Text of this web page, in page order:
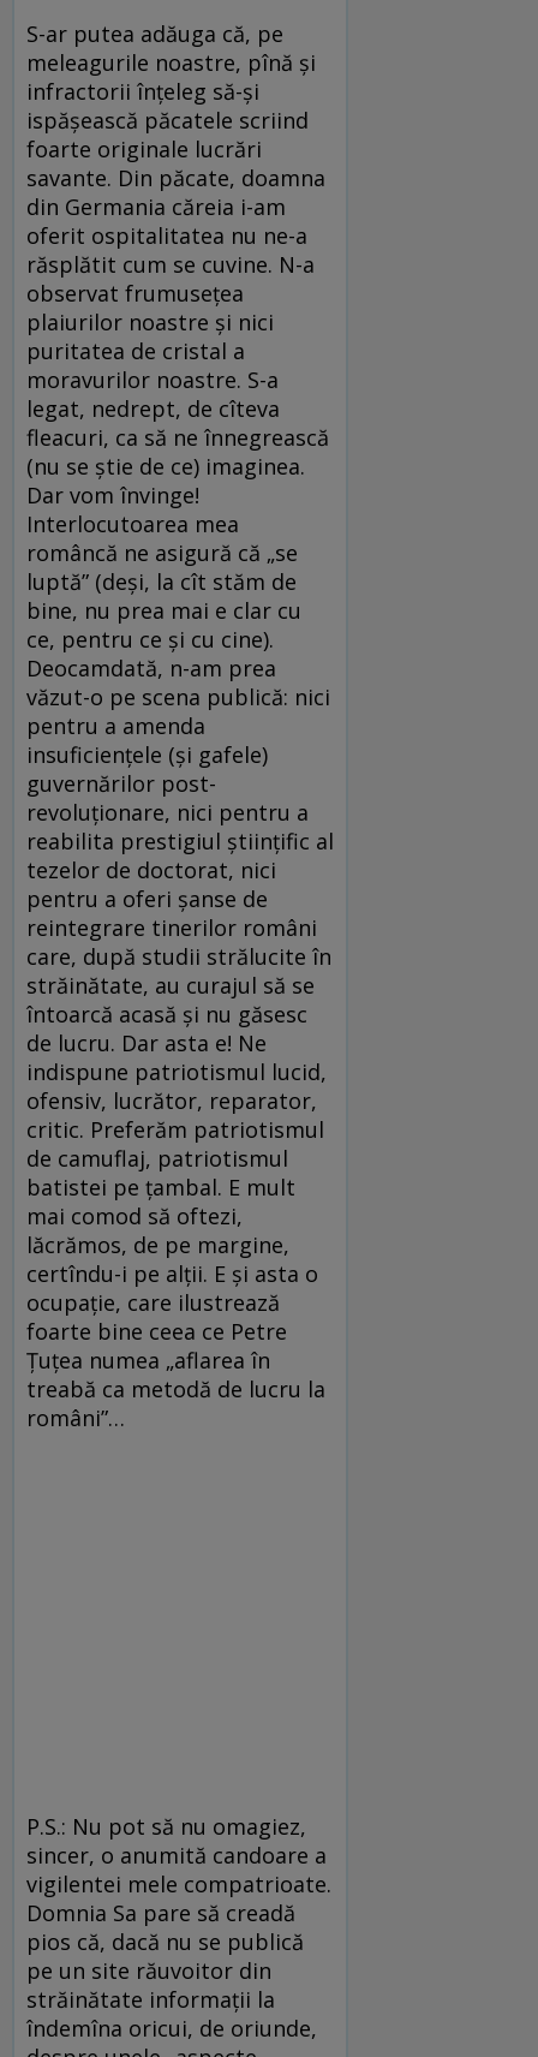
S-ar putea adăuga că, pe
meleagurile noastre, pînă şi
infractorii înţeleg să-şi
ispăşească păcatele scriind
foarte originale lucrări
savante. Din păcate, doamna
din Germania căreia i-am
oferit ospitalitatea nu ne-a
răsplătit cum se cuvine. N-a
observat frumuseţea
plaiurilor noastre şi nici
puritatea de cristal a
moravurilor noastre. S-a
legat, nedrept, de cîteva
fleacuri, ca să ne înnegrească
(nu se ştie de ce) imaginea.
Dar vom învinge!
Interlocutoarea mea
româncă ne asigură că „se
luptă” (deşi, la cît stăm de
bine, nu prea mai e clar cu
ce, pentru ce şi cu cine).
Deocamdată, n-am prea
văzut-o pe scena publică: nici
pentru a amenda
insuficienţele (şi gafele)
guvernărilor post-
revoluţionare, nici pentru a
reabilita prestigiul ştiinţific al
tezelor de doctorat, nici
pentru a oferi şanse de
reintegrare tinerilor români
care, după studii strălucite în
străinătate, au curajul să se
întoarcă acasă şi nu găsesc
de lucru. Dar asta e! Ne
indispune patriotismul lucid,
ofensiv, lucrător, reparator,
critic. Preferăm patriotismul
de camuflaj, patriotismul
batistei pe ţambal. E mult
mai comod să oftezi,
lăcrămos, de pe margine,
certîndu-i pe alţii. E şi asta o
ocupaţie, care ilustrează
foarte bine ceea ce Petre
Ţuţea numea „aflarea în
treabă ca metodă de lucru la
români”…
P.S.: Nu pot să nu omagiez,
sincer, o anumită candoare a
vigilentei mele compatrioate.
Domnia Sa pare să creadă
pios că, dacă nu se publică
pe un site răuvoitor din
străinătate informaţii la
îndemîna oricui, de oriunde,